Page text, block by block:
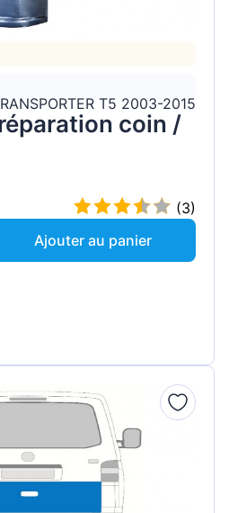
T5 2003-2015
coin /
(3)
Ajouter au panier